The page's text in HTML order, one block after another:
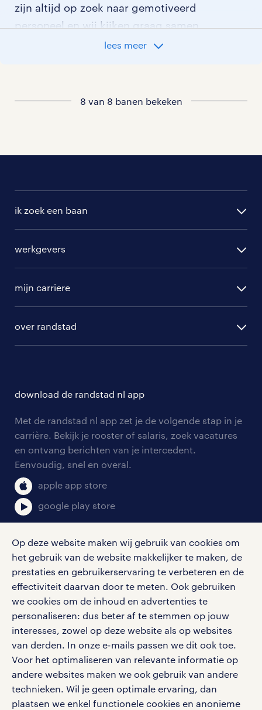
Op deze website maken wij gebruik van cookies om
het gebruik van de website makkelijker te maken, de
prestaties en gebruikerservaring te verbeteren en de
effectiviteit daarvan door te meten. Ook gebruiken
we cookies om de inhoud en advertenties te
personaliseren: dus beter af te stemmen op jouw
interesses, zowel op deze website als op websites
van derden. In onze e-mails passen we dit ook toe.
Voor het optimaliseren van relevante informatie op
andere websites maken we ook gebruik van andere
technieken. Wil je geen optimale ervaring, dan
plaatsen we enkel functionele cookies en anonieme
zijn altijd op zoek naar gemotiveerd
personeel en wij kijken graag samen
met je naar de organisatie die het beste
lees meer
8 van 8 banen bekeken
ik zoek een baan
randstad professional
randstad digital
werkgevers
hr-diensten
branches
tarieven
personeel gezocht
aanmelden nieuwsbrief
mijn carriere
blogs en artikelen
salarischecker
bruto-netto calculator
over randstad
onze vestigingen
pers
klachten en misstanden
download de randstad nl app
Met de randstad nl app zet je de volgende stap in je
carrière. Bekijk je rooster of salaris, zoek vacatures
en ontvang berichten van je intercedent.
Eenvoudig, snel en overal.
apple app store
google play store
social media
Volg ons voor de leukste content omtrent
vacatures, solliciteren en inspiratie.
werken bij randstad
gebruikersvoorwaarden
privacystatement